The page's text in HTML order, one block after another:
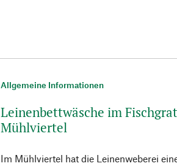
Allgemeine Informationen
Leinenbettwäsche im
Mühlviertel
Im Mühlviertel hat die Leinenweberei